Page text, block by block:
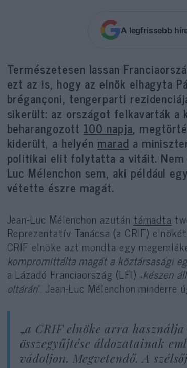
A legfrissebb
Természetesen lassan
ezt az is, hogy az elnök elhagyta
brégançoni, tengerparti
sikerült: az országot felkavarták a
beharangozott 100 napja,
kiderült, a helyén marad a
politikai elit folytatta a vitáit. Nem
Luc Mélenchon sem, aki például
vétette észre magát.
Jean-Luc Mélenchon azután támadta
Reprezentatív Tanácsa (a CRIF)
CRIF elnöke azt mondta egy
kompromittálta magát a köztársasági
a Lázadó Franciaország (LFI) „készen
oltárán”. Jean-Luc Mélenchon
„a CRIF elnöke arra
összegyűjtése áldozatainak
vádoljon. Megvetendő. A